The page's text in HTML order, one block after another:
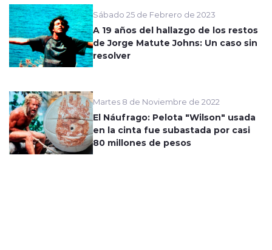
Sábado 25 de Febrero de 2023
A 19 años del hallazgo de los restos
de Jorge Matute Johns: Un caso sin
resolver
Martes 8 de Noviembre de 2022
El Náufrago: Pelota "Wilson" usada
en la cinta fue subastada por casi
80 millones de pesos